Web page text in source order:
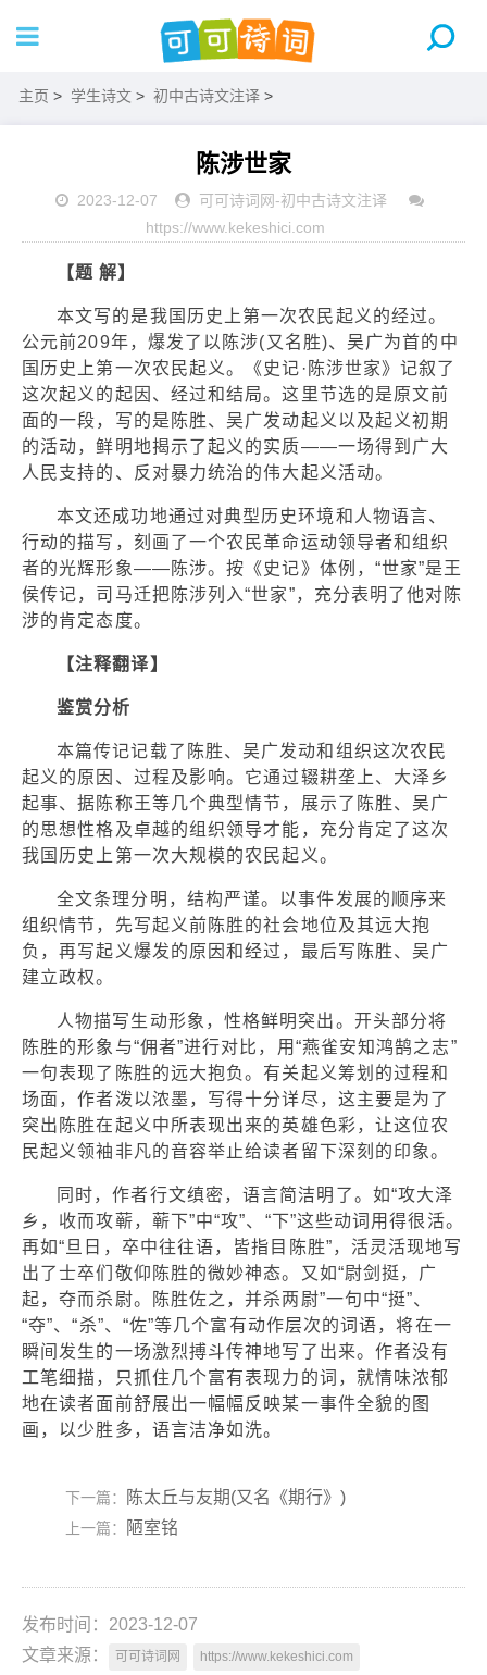
主页 > 学生诗文 > 初中古诗文注译 >
陈涉世家
2023-12-07 可可诗词网-初中古诗文注译
https://www.kekeshici.com
【题 解】
本文写的是我国历史上第一次农民起义的经过。
公元前209年，爆发了以陈涉(又名胜)、吴广为首的中
国历史上第一次农民起义。《史记·陈涉世家》记叙了
这次起义的起因、经过和结局。这里节选的是原文前
面的一段，写的是陈胜、吴广发动起义以及起义初期
的活动，鲜明地揭示了起义的实质——一场得到广大
人民支持的、反对暴力统治的伟大起义活动。
本文还成功地通过对典型历史环境和人物语言、
行动的描写，刻画了一个农民革命运动领导者和组织
者的光辉形象——陈涉。按《史记》体例，“世家”是王
侯传记，司马迁把陈涉列入“世家”，充分表明了他对陈
涉的肯定态度。
【注释翻译】
鉴赏分析
本篇传记记载了陈胜、吴广发动和组织这次农民
起义的原因、过程及影响。它通过辍耕垄上、大泽乡
起事、据陈称王等几个典型情节，展示了陈胜、吴广
的思想性格及卓越的组织领导才能，充分肯定了这次
我国历史上第一次大规模的农民起义。
全文条理分明，结构严谨。以事件发展的顺序来
组织情节，先写起义前陈胜的社会地位及其远大抱
负，再写起义爆发的原因和经过，最后写陈胜、吴广
建立政权。
人物描写生动形象，性格鲜明突出。开头部分将
陈胜的形象与“佣者”进行对比，用“燕雀安知鸿鹄之志”
一句表现了陈胜的远大抱负。有关起义筹划的过程和
场面，作者泼以浓墨，写得十分详尽，这主要是为了
突出陈胜在起义中所表现出来的英雄色彩，让这位农
民起义领袖非凡的音容举止给读者留下深刻的印象。
同时，作者行文缜密，语言简洁明了。如“攻大泽
乡，收而攻蕲，蕲下”中“攻”、“下”这些动词用得很活。
再如“旦日，卒中往往语，皆指目陈胜”，活灵活现地写
出了士卒们敬仰陈胜的微妙神态。又如“尉剑挺，广
起，夺而杀尉。陈胜佐之，并杀两尉”一句中“挺”、
“夺”、“杀”、“佐”等几个富有动作层次的词语，将在一
瞬间发生的一场激烈搏斗传神地写了出来。作者没有
工笔细描，只抓住几个富有表现力的词，就情味浓郁
地在读者面前舒展出一幅幅反映某一事件全貌的图
画，以少胜多，语言洁净如洗。
下一篇： 陈太丘与友期(又名《期行》)
上一篇： 陋室铭
发布时间：2023-12-07
文章来源：
可可诗词网 https://www.kekeshici.com